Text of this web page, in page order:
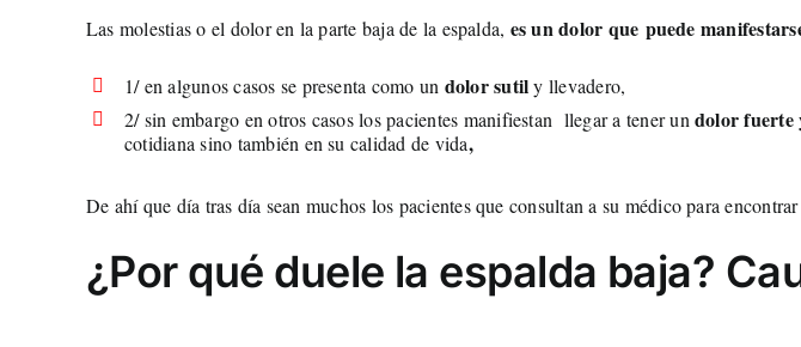
Las molestias o el dolor en la parte baja de la espalda, es un dolor que puede
1/ en algunos casos se presenta como un dolor sutily llevadero,
2/ sin embargo en otros casos los pacientes manifiestan llegar a tener undolor fuerte
cotidiana sino también en su calidad de vida,
De ahí que día tras día sean muchos los pacientes que consultan a su médico para
¿Por qué duele la espalda baja?